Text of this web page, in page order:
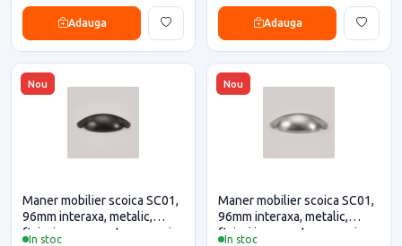
Adauga Adauga
Nou
In stoc
Maner mobilier scoica SC01,
96mm interaxa, metalic,
finisaj negru pentru casa si
Nou
In stoc
Maner mobilier scoica SC01,
96mm interaxa, metalic,
finisaj inox pentru casa si